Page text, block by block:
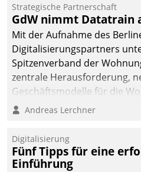
Strategische Partnerschaft
GdW nimmt Datatrain
Mit der Aufnahme des
Digitalisierungspartners
Spitzenverband der
zentrale Herausforderung,
Geschäftsmodelle für die
entwickeln.
Andreas Lerchner
Digitalisierung
Fünf Tipps für eine
Einführung